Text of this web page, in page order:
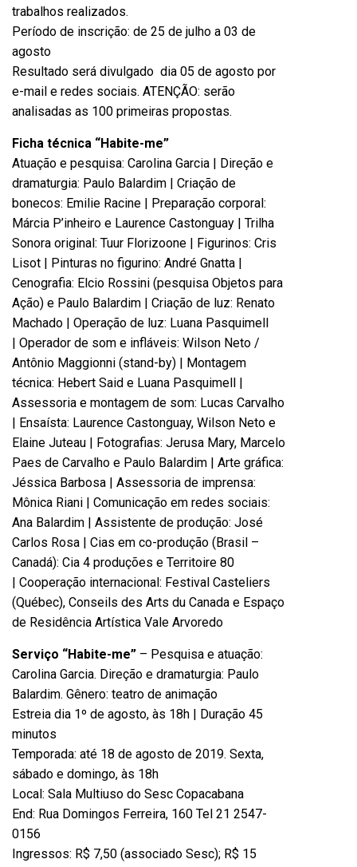
trabalhos realizados.
Período de inscrição: de 25 de julho a 03 de
agosto
Resultado será divulgado dia 05 de agosto por
e-mail e redes sociais. ATENÇÃO: serão
analisadas as 100 primeiras propostas.
Ficha técnica “Habite-me”
Atuação e pesquisa: Carolina Garcia | Direção e
dramaturgia: Paulo Balardim | Criação de
bonecos: Emilie Racine | Preparação corporal:
Márcia P’inheiro e Laurence Castonguay | Trilha
Sonora original: Tuur Florizoone | Figurinos: Cris
Lisot | Pinturas no figurino: André Gnatta |
Cenografia: Elcio Rossini (pesquisa Objetos para
Ação) e Paulo Balardim | Criação de luz: Renato
Machado | Operação de luz: Luana Pasquimell
| Operador de som e infláveis: Wilson Neto /
Antônio Maggionni (stand-by) | Montagem
técnica: Hebert Said e Luana Pasquimell |
Assessoria e montagem de som: Lucas Carvalho
| Ensaísta: Laurence Castonguay, Wilson Neto e
Elaine Juteau | Fotografias: Jerusa Mary, Marcelo
Paes de Carvalho e Paulo Balardim | Arte gráfica:
Jéssica Barbosa | Assessoria de imprensa:
Mônica Riani | Comunicação em redes sociais:
Ana Balardim | Assistente de produção: José
Carlos Rosa | Cias em co-produção (Brasil –
Canadá): Cia 4 produções e Territoire 80
| Cooperação internacional: Festival Casteliers
(Québec), Conseils des Arts du Canada e Espaço
de Residência Artística Vale Arvoredo
Serviço “Habite-me” – Pesquisa e atuação:
Carolina Garcia. Direção e dramaturgia: Paulo
Balardim. Gênero: teatro de animação
Estreia dia 1º de agosto, às 18h | Duração 45
minutos
Temporada: até 18 de agosto de 2019. Sexta,
sábado e domingo, às 18h
Local: Sala Multiuso do Sesc Copacabana
End: Rua Domingos Ferreira, 160 Tel 21 2547-
0156
Ingressos: R$ 7,50 (associado Sesc); R$ 15